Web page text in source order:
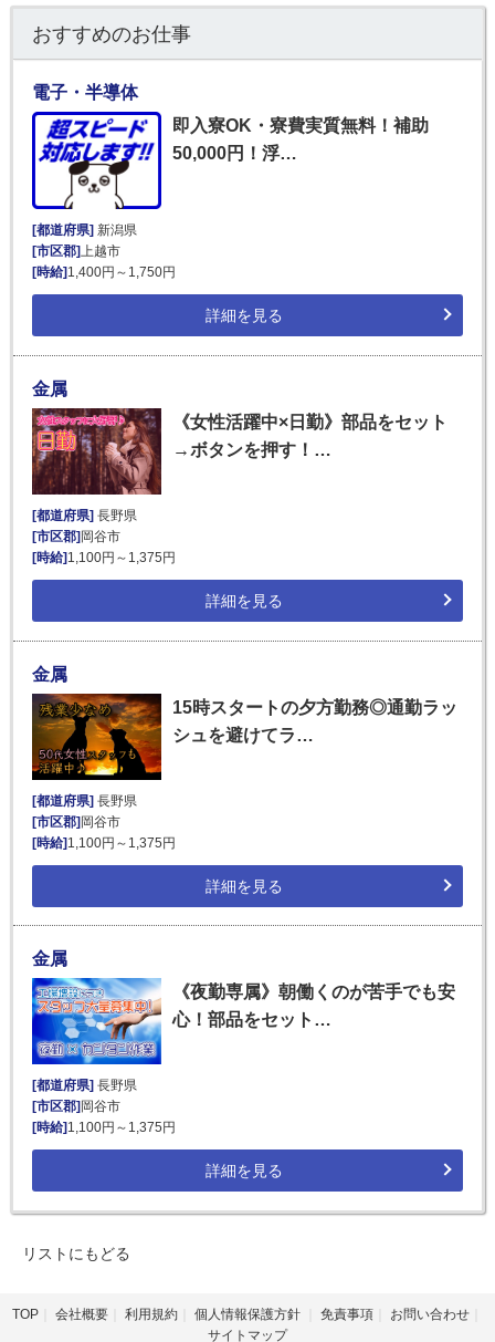
おすすめのお仕事
電子・半導体
即入寮OK・寮費実質無料！補助
50,000円！浮…
[都道府県] 新潟県
[市区郡]上越市
[時給] 1,400円～1,750円
詳細を見る
金属
《女性活躍中×日勤》部品をセット
→ボタンを押す！…
[都道府県]長野県
[市区郡]岡谷市
[時給]1,100円～1,375円
詳細を見る
金属
15時スタートの夕方勤務◎通勤ラッ
シュを避けてラ…
[都道府県]長野県
[市区郡]岡谷市
[時給]1,100円～1,375円
詳細を見る
金属
《夜勤専属》朝働くのが苦手でも安
心！部品をセット…
[都道府県] 長野県
[市区郡] 岡谷市
[時給] 1,100円～1,375円
詳細を見る
リストにもどる
TOP 会社概要 利用規約 個人情報保護方針 免責事項
お問い合わせ
サイトマップ